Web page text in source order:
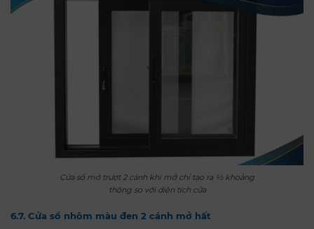
Cửa sổ mở trượt 2 cánh khi mở chỉ tạo ra ½ khoảng
thông so với diện tích cửa
6.7. Cửa sổ nhôm màu đen 2 cánh mở hất